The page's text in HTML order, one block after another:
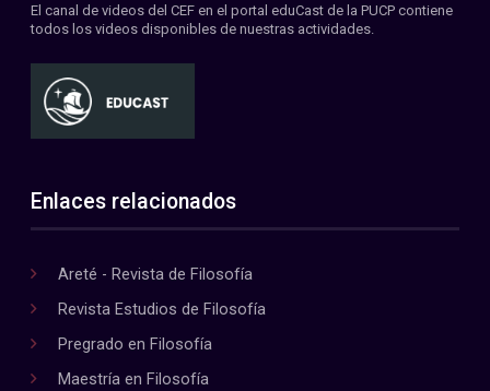
El canal de videos del CEF en el portal eduCast de la PUCP contiene
todos los videos disponibles de nuestras actividades.
Enlaces relacionados
Areté - Revista de Filosofía
Revista Estudios de Filosofía
Pregrado en Filosofía
Maestría en Filosofía